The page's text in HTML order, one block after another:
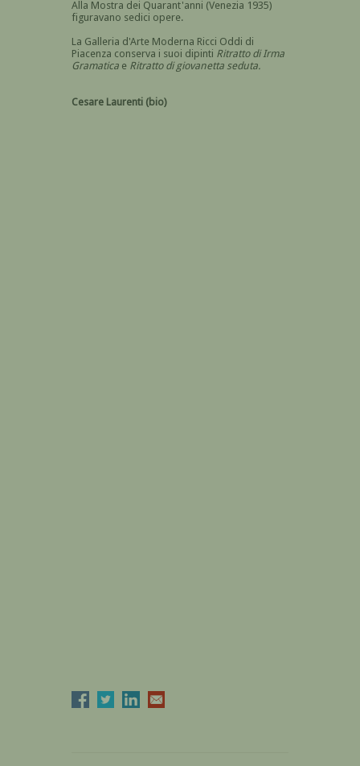
Alla Mostra dei Quarant'anni (Venezia 1935)
figuravano sedici opere.
La Galleria d'Arte Moderna Ricci Oddi di
Piacenza conserva i suoi dipinti Ritratto di Irma
Gramatica e Ritratto di giovanetta seduta.
Cesare Laurenti (bio)